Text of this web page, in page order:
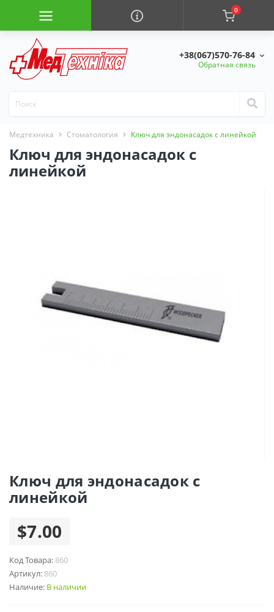
0
+38(067)570-76-84
Обратная связь
Медтехника Стоматология Ключ для эндонасадок с линейкой
Ключ для эндонасадок с
линейкой
Ключ для эндонасадок с
линейкой
$7.00
Код Товара: 860
Артикул: 860
Наличие: В наличии